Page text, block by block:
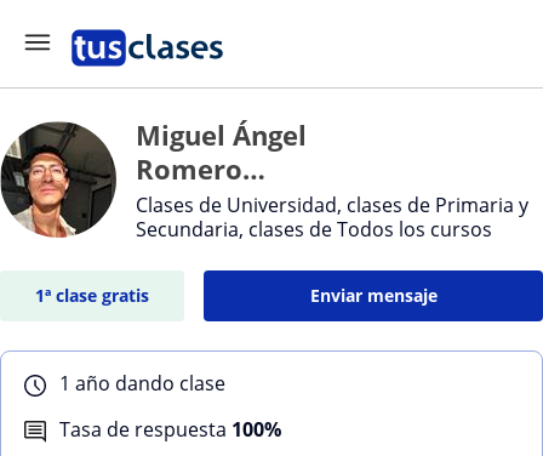
Miguel Ángel
Romero
Solano
Clases de Universidad, clases de Primaria y
Secundaria, clases de Todos los cursos
1ª clase gratis Enviar mensaje
1 año dando clase
Tasa de respuesta 100%